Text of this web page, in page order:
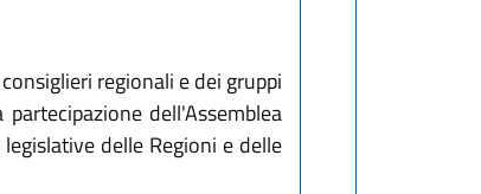
regionali e dei gruppi
dell'Assemblea
delle Regioni e delle